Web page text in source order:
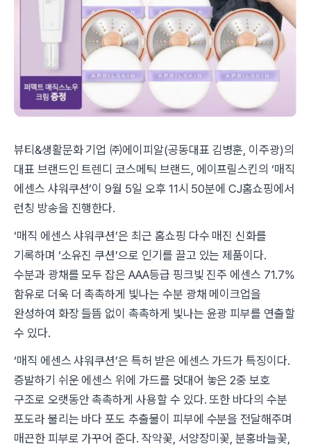
뷰티&생활문화 기업 ㈜에이피알(공동대표 김병훈, 이주광)의
대표 브랜드인 트렌디 코스메틱 브랜드, 에이프릴스킨의 ‘매직
에센스 샤워쿠션’이 9월 5일 오후 11시 50분에 CJ홈쇼핑에서
런칭 방송을 진행한다.
‘매직 에센스 샤워쿠션’은 최근 홈쇼핑 다수 매진 신화를
기록하며 ‘소유진 쿠션’으로 인기를 끌고 있는 제품이다.
수분과 광채를 모두 잡은 AAA등급 핑크빛 진주 에센스 71.7%
함유로 더욱 더 촉촉하게 빛나는 수분 광채 메이크업을
완성하여 화장 들뜸 없이 촉촉하게 빛나는 윤광 피부를 연출할
수 있다.
‘매직 에센스 샤워쿠션’은 특허 받은 에센스 가드가 특징이다.
증발하기 쉬운 에센스 위에 가드를 덧대어 놓은 2중 보호
구조로 오랫동안 촉촉하게 사용할 수 있다. 또한 바다의 수분
포도라 불리는 바다 포도 추출물이 피부에 수분을 전달해주며
매끈한 피부로 가꾸어 준다. 작약꽃, 서양장미꽃, 분홍바늘꽃,